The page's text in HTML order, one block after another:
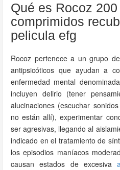
Qué es Rocoz 200
comprimidos
pelicula efg
Rocoz pertenece a un grupo de
antipsicóticos que ayudan a
enfermedad mental
incluyen delirio (tener
alucinaciones (escuchar
no están allí), experimentar
ser agresivas, llegando al
indicado en el tratamiento de
los episodios maníacos
causan estados de excesiva